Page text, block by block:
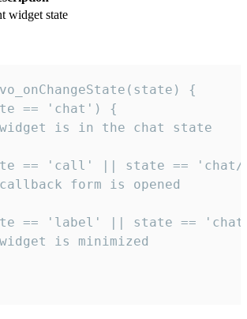
widget state
{
== 'chat') {
is in the chat state
== 'call' || state ==
form is opened
== 'label' || state ==
is minimized